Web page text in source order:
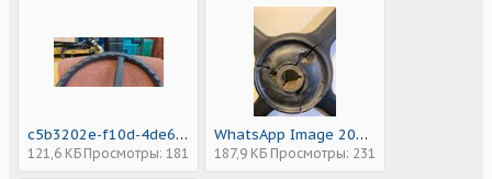
c5b3202e-f10d-4de6-95fb-4fedb779ed05.jpeg
121,6 КБ Просмотры: 181
WhatsApp Image 2025-04-10 at 18.37.50.jpeg
187,9 КБ Просмотры: 231